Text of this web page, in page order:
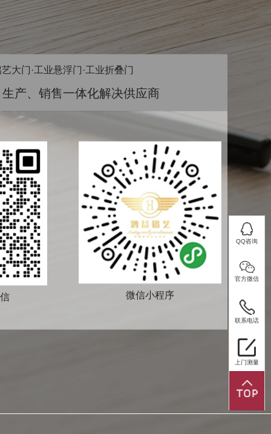
大门·工业悬浮门·工业折叠门
产、销售一体化解决供应商
微信小程序
QQ咨询
QQ咨询
客服QQ
官方微信
官方微信
微信小程序
联系电话
联系电话
座机：
0757-86407114
上门测量